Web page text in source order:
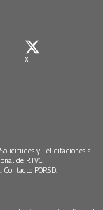
X
y Felicitaciones a
de RTVC
Contacto PQRSD.